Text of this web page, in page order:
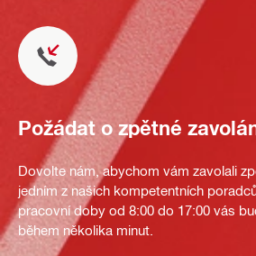
Požádat o zpětné
Dovolte nám, abychom vám zavolali
jedním z našich kompetentních
pracovní doby od 8:00 do 17:00 vás
během několika minut.